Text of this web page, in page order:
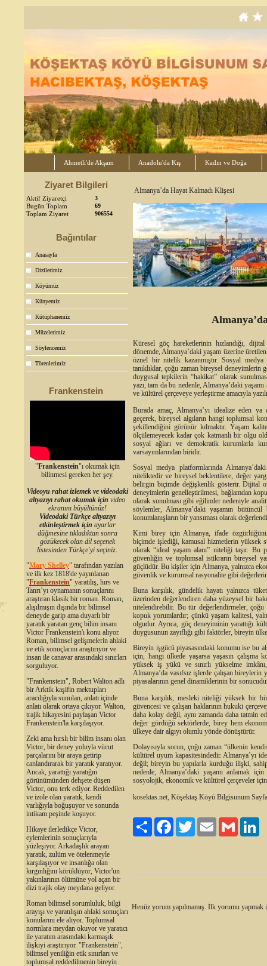
Ahmetli'de Akşam Anadolu'da Kış Kadın ve Doğa
Ziyaret Bilgileri
Aktif Ziyaretçi 3
Bugün Toplam 69
Toplam Ziyaret 906554
Bağıntılar
Anasayfa
Dizilerimiz
Köyümüz
Künyemiz
Kütüphanemiz
Müzelerimiz
Söylencemiz
Törenlerimiz
Frankenstein
"Frankenstein"ı okumak için
bilinmesi gereken her şey.
Videoyu rahat izlemek ve videodaki
altyazıyı rahat okumak için video
ekranını büyültünüz!
Videodaki Türkçe altyazıyı
etkinleştirmek için ayarlar
düğmesine tıkladıktan sonra
gözükecek olan dil seçenek
listesinden Türkçe'yi seçiniz.
"Mary Shelley" tarafından yazılan
ve ilk kez 1818'de yayınlanan
"Frankenstein" yaratılış, hırs ve
Tanrı’yı oynamanın sonuçlarını
araştıran klasik bir roman. Roman,
alışılmışın dışında bir bilimsel
deneyde garip ama duyarlı bir
yaratık yaratan genç bilim insanı
Victor Frankenstein'ı konu alıyor.
Roman, bilimsel gelişmelerin ahlaki
ve etik sonuçlarını araştırıyor ve
insan ile canavar arasındaki sınırları
sorguluyor.
"Frankenstein", Robert Walton adlı
bir Arktik kaşifin mektupları
aracılığıyla sunulan, anlatı içinde
anlatı olarak ortaya çıkıyor. Walton,
trajik hikayesini paylaşan Victor
Frankenstein'la karşılaşıyor.
Zeki ama hırslı bir bilim insanı olan
Victor, bir deney yoluyla vücut
parçalarını bir araya getirip
canlandırarak bir yaratık yaratıyor.
Ancak, yarattığı yaratığın
görünümünden dehşete düşen
Victor, onu terk ediyor. Reddedilen
ve izole olan yaratık, kendi
varlığıyla boğuşuyor ve sonunda
intikam peşinde koşuyor.
Hikaye ilerledikçe Victor,
eylemlerinin sonuçlarıyla
yüzleşiyor. Arkadaşlık arayan
yaratık, zulüm ve ötelenmeyle
karşılaşıyor ve insanlığa olan
kırgınlığını körüklüyor, Victor'un
yakınlarının ölümüne yol açan bir
dizi trajik olay meydana geliyor.
Roman bilimsel sorumluluk, bilgi
arayışı ve yaratılışın ahlaki sonuçları
konularını ele alıyor. Toplumsal
normlara meydan okuyor ve yaratıcı
ile yaratım arasındaki karmaşık
ilişkiyi araştırıyor. "Frankenstein",
bilimsel yeniliğin etik sınırları ve
toplumsal reddedilmenin bireyin
Almanya’da Hayat Kalmadı Klişesi
Küresel göç hareketlerinin hızlandığı,
dönemde, Almanya’daki yaşam üzerine
öznel bir nitelik kazanmıştır. Sosyal
tanıklıklar, çoğu zaman bireysel deneyimlerin
duygusal tepkilerin “hakikat” olarak
yazı, tam da bu nedenle, Almanya’daki
ve kültürel çerçeveye yerleştirme amacıyla
Burada amaç, Almanya’yı idealize eden ya
geçerek, bireysel algıların hangi toplumsal
şekillendiğini görünür kılmaktır. Yaşam
ölçülemeyecek kadar çok katmanlı bir olgu
sosyal ağları ve demokratik kurumlarla
varsayımlarından biridir.
Sosyal medya platformlarında
niteliktedir ve bireysel beklentilere, değer
belirgin biçimde değişkenlik gösterir. Dijital
deneyimlerin genelleştirilmesi, bağlamdan
olarak sunulması gibi eğilimler nedeniyle
söylemler, Almanya’daki yaşamın
konumlanışların bir yansıması olarak
Kimi birey için Almanya, ifade
biçimde işlediği, kamusal hizmetlerin yüksek
olarak “ideal yaşam alanı” niteliği taşır.
güvenliğin ve toplumsal istikrarın bireysel
güçlüdür. Bu kişiler için Almanya, yalnızca
güvenlik ve kurumsal rasyonalite gibi değerlerin
Buna karşılık, gündelik hayatı yalnızca
üzerinden değerlendiren daha yüzeysel bir
nitelendirebilir. Bu tür değerlendirmeler, çoğu
kopuk yorumlardır; çünkü yaşam kalitesi,
olgudur. Ayrıca, göç deneyiminin yarattığı
duygusunun zayıflığı gibi faktörler, bireyin
Bireyin işgücü piyasasındaki konumu ise bu
için, hangi ülkede yaşarsa yaşasın çalışma
yüksek iş yükü ve sınırlı yükselme
Almanya’da vasıfsız işlerde çalışan
piyasalarının genel dinamiklerinin bir
Buna karşılık, mesleki niteliği yüksek bir
güvencesi ve çalışan haklarının hukuki
daha kolay değil, aynı zamanda daha tatmin
değer gördüğü sektörlerde, birey hem
ülkeye dair algıyı olumlu yönde dönüştürür.
Dolayısıyla sorun, çoğu zaman “ülkenin
kültürel uyum kapasitesindedir. Almanya’yı
değil; bireyin bu yapılarla kurduğu ilişki,
nedenle, Almanya’daki yaşamı anlamak
sosyolojik, ekonomik ve kültürel çerçeveler
kosektas.net, Köşektaş Köyü Bilgisunum
Paylaş FacebookTwitter Email Gmail
Henüz yorum yapılmamış. İlk yorumu